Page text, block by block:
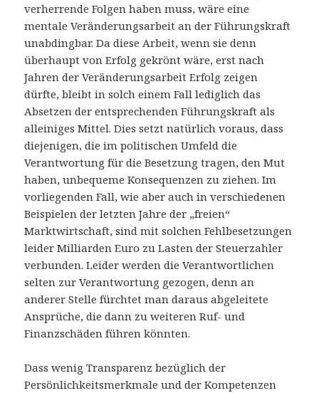
verherrende Folgen haben muss, wäre eine
mentale Veränderungsarbeit an der Führungskraft
unabdingbar. Da diese Arbeit, wenn sie denn
überhaupt von Erfolg gekrönt wäre, erst nach
Jahren der Veränderungsarbeit Erfolg zeigen
dürfte, bleibt in solch einem Fall lediglich das
Absetzen der entsprechenden Führungskraft als
alleiniges Mittel. Dies setzt natürlich voraus, dass
diejenigen, die im politischen Umfeld die
Verantwortung für die Besetzung tragen, den Mut
haben, unbequeme Konsequenzen zu ziehen. Im
vorliegenden Fall, wie aber auch in verschiedenen
Beispielen der letzten Jahre der „freien“
Marktwirtschaft, sind mit solchen Fehlbesetzungen
leider Milliarden Euro zu Lasten der Steuerzahler
verbunden. Leider werden die Verantwortlichen
selten zur Verantwortung gezogen, denn an
anderer Stelle fürchtet man daraus abgeleitete
Ansprüche, die dann zu weiteren Ruf- und
Finanzschäden führen könnten.
Dass wenig Transparenz bezüglich der
Persönlichkeitsmerkmale und der Kompetenzen